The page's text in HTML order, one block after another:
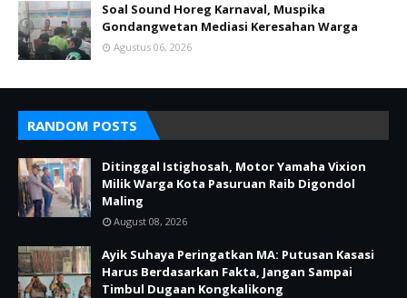
Soal Sound Horeg Karnaval, Muspika
Gondangwetan Mediasi Keresahan Warga
Agustus 06, 2026
RANDOM POSTS
Ditinggal Istighosah, Motor Yamaha Vixion
Milik Warga Kota Pasuruan Raib Digondol
Maling
August 08, 2026
Ayik Suhaya Peringatkan MA: Putusan Kasasi
Harus Berdasarkan Fakta, Jangan Sampai
Timbul Dugaan Kongkalikong